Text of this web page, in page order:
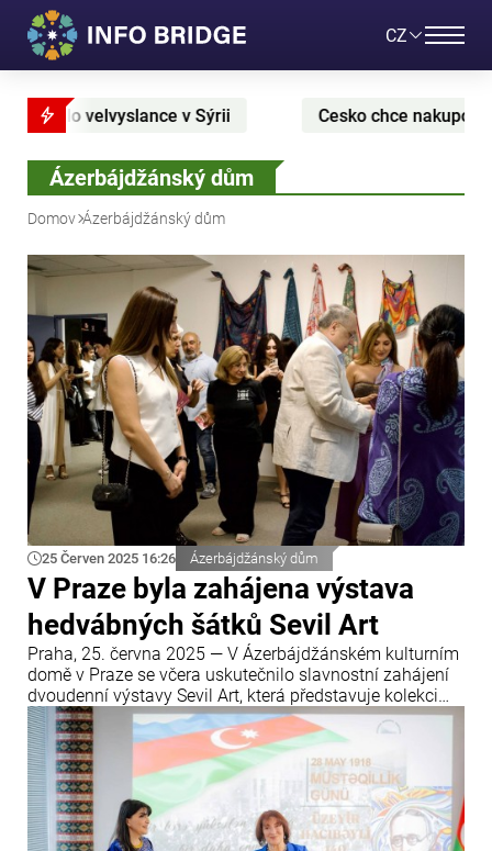
CZ
velvyslance v Sýrii Cesko chce nakupovat 1,5
Ázerbájdžánský dům
Domov Ázerbájdžánský dům
25 Červen 2025 16:26 Ázerbájdžánský dům
V Praze byla zahájena výstava
hedvábných šátků Sevil Art
Praha, 25. června 2025 — V Ázerbájdžánském kulturním
domě v Praze se včera uskutečnilo slavnostní zahájení
dvoudenní výstavy Sevil Art, která představuje kolekci
hedvábných šátků ázerbájdžánské výtvarnice a
designérky Sevil Ahmedové.